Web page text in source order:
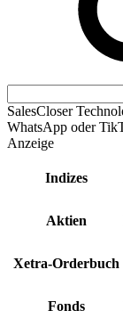
SalesCloser
WhatsApp oder
Anzeige
Indizes
Aktien
Xetra-Orderbuch
Fonds